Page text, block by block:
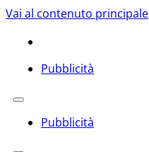
Vai al contenuto principale
Pubblicità
Pubblicità